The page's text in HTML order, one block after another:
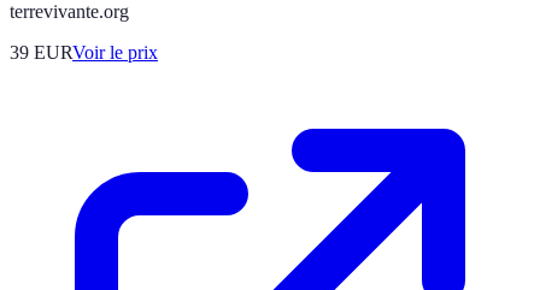
terrevivante.org
39 EURVoir le prix